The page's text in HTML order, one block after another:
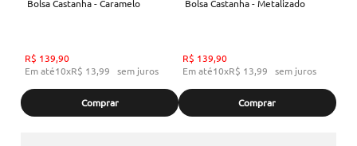
Bolsa Castanha - Caramelo
R$ 139,90
Em até10xR$ 13,99 sem juros
Comprar
Bolsa Castanha - Metalizado
R$ 139,90
Em até10xR$ 13,99 sem juros
Comprar